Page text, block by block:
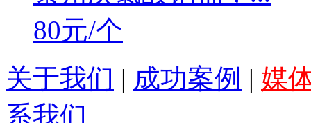
泰州次氯酸钠桶，...
80元/个
关于我们 | 成功案例 | 媒